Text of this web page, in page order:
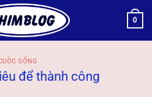
0
SỐNG
để thành công